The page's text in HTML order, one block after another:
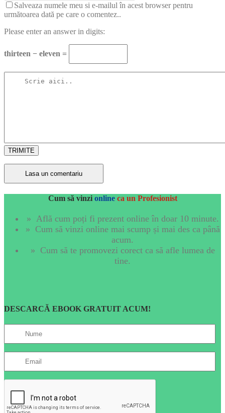
Salveaza numele meu si e-mailul în acest browser pentru
următoarea dată pe care o comentez..
Please enter an answer in digits:
thirteen − eleven =
TRIMITE
Cum să vinzi online ca un Profesionist
» Află cum poți fi prezent online în doar 10 minute.
» Cum să vinzi online mai scump și mai des ca până
acum.
» Cum să te promovezi corect ca să afle lumea de
tine.
DESCARCĂ EBOOK GRATUIT ACUM!